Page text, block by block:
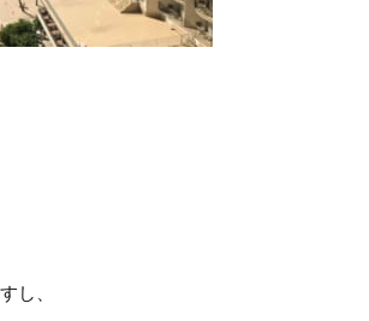
し、